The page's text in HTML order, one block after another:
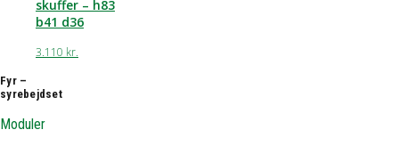
skuffer – h83
b41 d36
3.110 kr.
Fyr –
syrebejdset
Moduler